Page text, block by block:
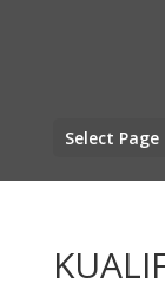
Select Page